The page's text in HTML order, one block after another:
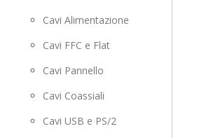
Cavi Alimentazione
Cavi FFC e Flat
Cavi Pannello
Cavi Coassiali
Cavi USB e PS/2